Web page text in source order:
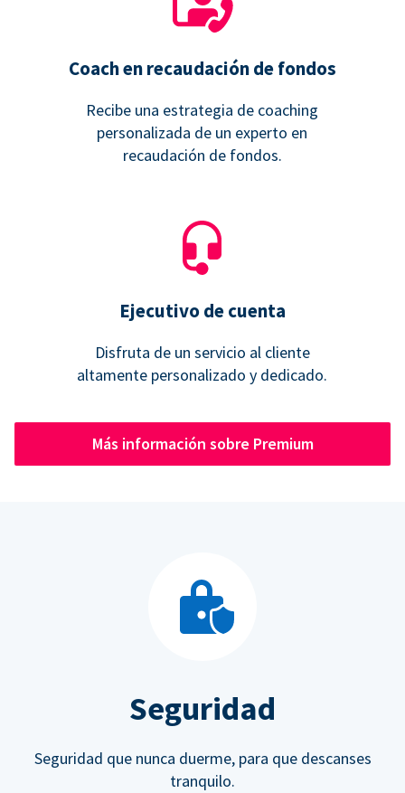
Coach en recaudación de fondos
Recibe una estrategia de coaching
personalizada de un experto en
recaudación de fondos.
Ejecutivo de cuenta
Disfruta de un servicio al cliente
altamente personalizado y dedicado.
Más información sobre Premium
Seguridad
Seguridad que nunca duerme, para que descanses
tranquilo.